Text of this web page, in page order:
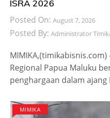
ISRA 2026
Posted On: August 7, 2026
Posted By: Administrator
Regional Papua Maluku
penghargaan dalam ajang
MIMIKA